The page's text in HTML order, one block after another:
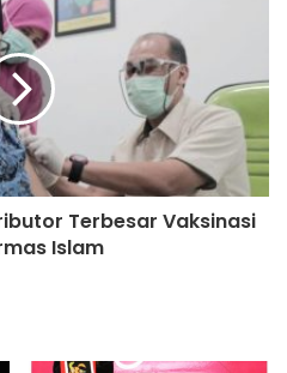
Terbesar Vaksinasi
Islam